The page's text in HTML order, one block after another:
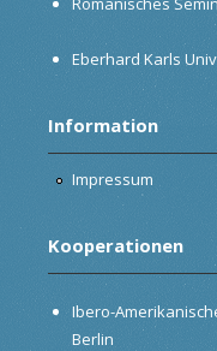
Eberhard Karls
Information
Impressum
Kooperationen
Ibero-
Berlin